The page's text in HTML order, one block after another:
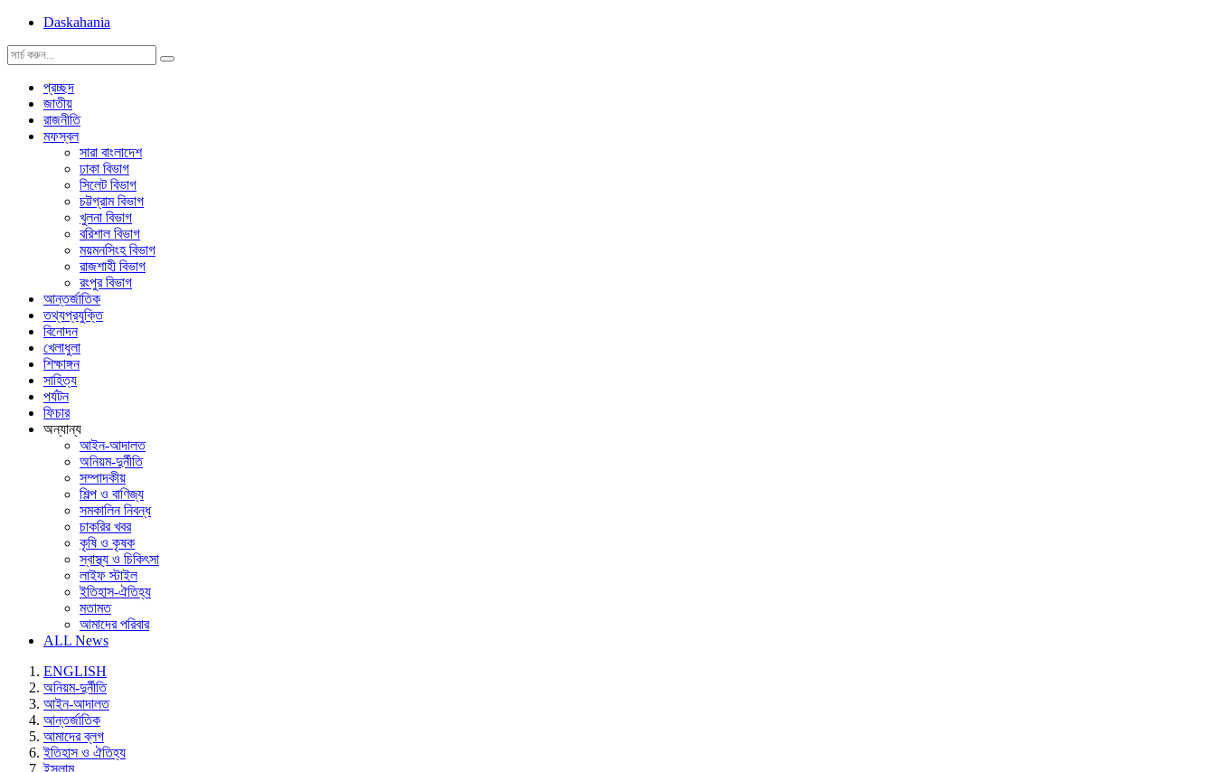
Daskahania
প্রচ্ছদ
জাতীয়
রাজনীতি
মফস্বল
সারা বাংলাদেশ
ঢাকা বিভাগ
সিলেট বিভাগ
চট্টগ্রাম বিভাগ
খুলনা বিভাগ
বরিশাল বিভাগ
ময়মনসিংহ বিভাগ
রাজশাহী বিভাগ
রংপুর বিভাগ
আন্তর্জাতিক
তথ্যপ্রযুক্তি
বিনোদন
খেলাধুলা
শিক্ষাঙ্গন
সাহিত্য
পর্যটন
ফিচার
অন্যান্য
আইন-আদালত
অনিয়ম-দুর্নীতি
সম্পাদকীয়
শিল্প ও বাণিজ্য
সমকালিন নিবন্ধ
চাকরির খবর
কৃষি ও কৃষক
স্বাস্থ্য ও চিকিৎসা
লাইফ স্টাইল
ইতিহাস-ঐতিহ্য
মতামত
আমাদের পরিবার
ALL News
ENGLISH
অনিয়ম-দুর্নীতি
আইন-আদালত
আন্তর্জাতিক
আমাদের ব্লগ
ইতিহাস ও ঐতিহ্য
ইসলাম